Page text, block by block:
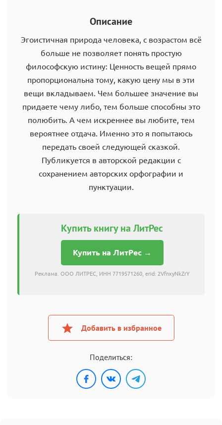
Описание
Эгоистичная природа человека, с возрастом всё
больше не позволяет понять простую
философскую истину: Ценность вещей прямо
пропорциональна тому, какую цену мы в эти
вещи вкладываем. Чем большее значение вы
придаете чему либо, тем больше способны это
полюбить. А чем искреннее вы любите, тем
вероятнее отдача. Именно это я попытаюсь
передать своей следующей сказкой.
Публикуется в авторской редакции с
сохранением авторских орфографии и
пунктуации.
Купить книгу на ЛитРес
Купить на ЛитРес →
Реклама. ООО ЛИТРЕС, ИНН 7719571260, erid: 2VfnxyNkZrY
Добавить в избранное
Поделиться: